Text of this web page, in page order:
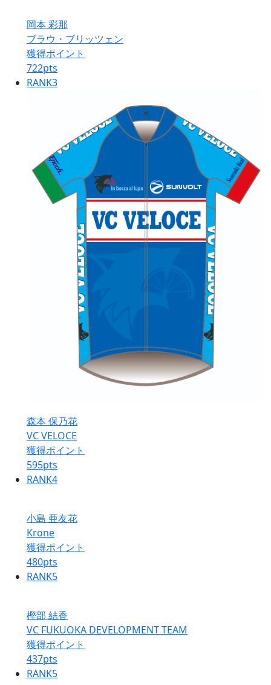
岡本 彩那
ブラウ・ブリッツェン
獲得ポイント
722pts
RANK3
森本 保乃花
VC VELOCE
獲得ポイント
595pts
RANK4
小島 亜友花
Krone
獲得ポイント
480pts
RANK5
樫部 結香
VC FUKUOKA DEVELOPMENT TEAM
獲得ポイント
437pts
RANK5